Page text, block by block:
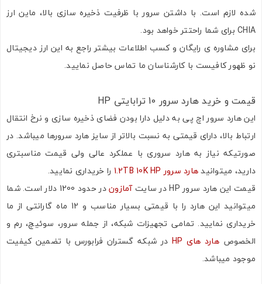
شده لازم است. با داشتن سرور با ظرفیت ذخیره سازی بالا، ماین ارز
CHIA برای شما راحتتر خواهد بود.
برای مشاوره ی رایگان و کسب اطلاعات بیشتر راجع به این ارز دیجیتال
نو ظهور کافیست با کارشناسان ما تماس حاصل نمایید.
قیمت و خرید هارد سرور 10 ترابایتی HP
این هارد سرور اچ پی به دلیل دارا بودن فضای ذخیره سازی و نرخ انتقال
ارتباط بالا، دارای قیمتی به نسبت بالاتر از سایز هارد سرورها میباشد. در
صورتیکه نیاز به هارد سروری با عملکرد عالی ولی قیمت مناسبتری
دارید، میتوانیدهارد سرور 1.2TB 10K HP
را خریداری نمایید.
قیمت این هارد سرور HP در سایت
آمازون
در حدود 1200 دلار است. شما
میتوانید این هارد را با قیمتی بسیار مناسب و 12 ماه گارانتی از ما
خریداری نمایید. تمامی تجهیزات شبکه، از جمله سرور، سوئیچ، رم و
الخصوصهارد های HP
در شبکه گستران فرابورس با تضمین کیفیت
موجود میباشد.
اشتراک گذاری در شبکه های اجتماعی
ارسال
تصاویر رسمی